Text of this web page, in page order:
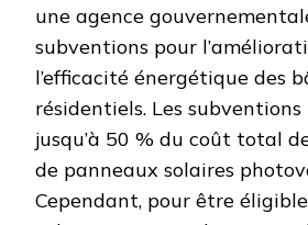
une agence
subventions pour
l’efficacité énergétique des
résidentiels. Les
jusqu’à 50 % du coût total
de panneaux solaires
Cependant, pour être